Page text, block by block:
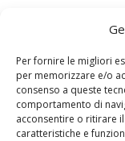
Per fornire le migliori
per memorizzare e/o
consenso a queste
comportamento di
acconsentire o ritirare
caratteristiche e